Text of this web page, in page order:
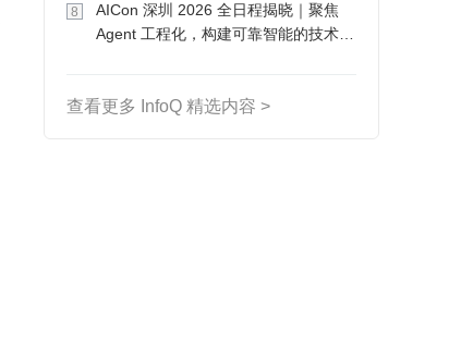
8
AICon 深圳 2026 全日程揭晓｜聚焦
Agent 工程化，构建可靠智能的技术路
查看更多 InfoQ 精选内容 >